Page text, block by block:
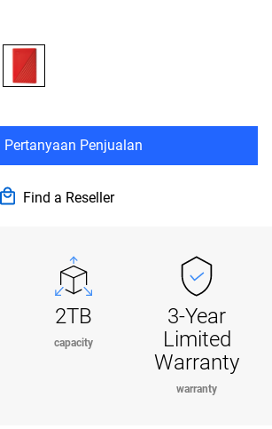
Pertanyaan Penjualan
Find a Reseller
2TB
capacity
3-Year
Limited
Warranty
warranty